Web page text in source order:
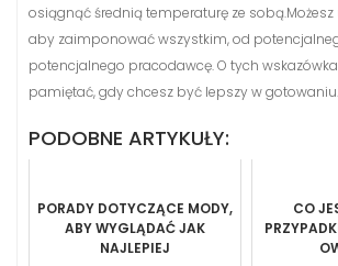
osiągnąć średnią temperaturę ze
aby zaimponować wszystkim, od
potencjalnego pracodawcę. O tych
pamiętać, gdy chcesz być lepszy w gotowaniu.
PODOBNE ARTYKUŁY:
PORADY DOTYCZĄCE MODY,
ABY WYGLĄDAĆ JAK
NAJLEPIEJ
CO